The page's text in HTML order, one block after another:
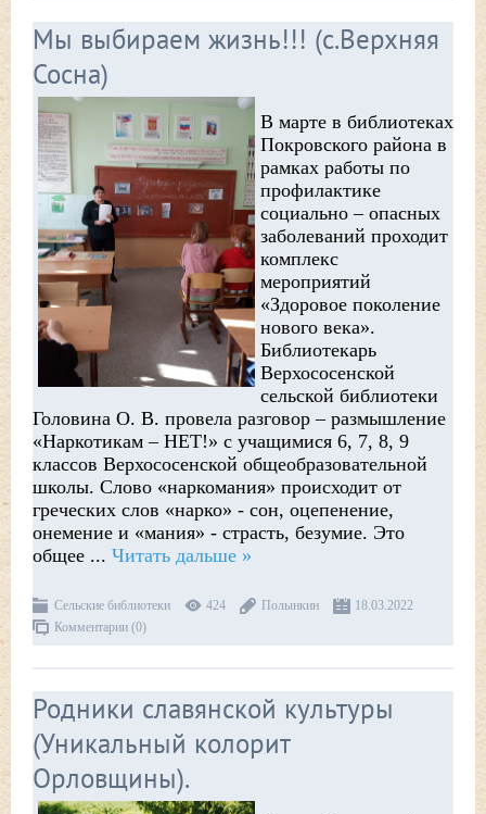
Мы выбираем жизнь!!! (с.Верхняя
Сосна)
В марте в библиотеках
Покровского района в
рамках работы по
профилактике
социально – опасных
заболеваний проходит
комплекс
мероприятий
«Здоровое поколение
нового века».
Библиотекарь
Верхососенской
сельской библиотеки
Головина О. В. провела разговор – размышление
«Наркотикам – НЕТ!» с учащимися 6, 7, 8, 9
классов Верхососенской общеобразовательной
школы. Слово «наркомания» происходит от
греческих слов «нарко» - сон, оцепенение,
онемение и «мания» - страсть, безумие. Это
общее ... Читать дальше »
Сельские библиотеки 424 Полынкин
18.03.2022
Комментарии (0)
Родники славянской культуры
(Уникальный колорит
Орловщины).